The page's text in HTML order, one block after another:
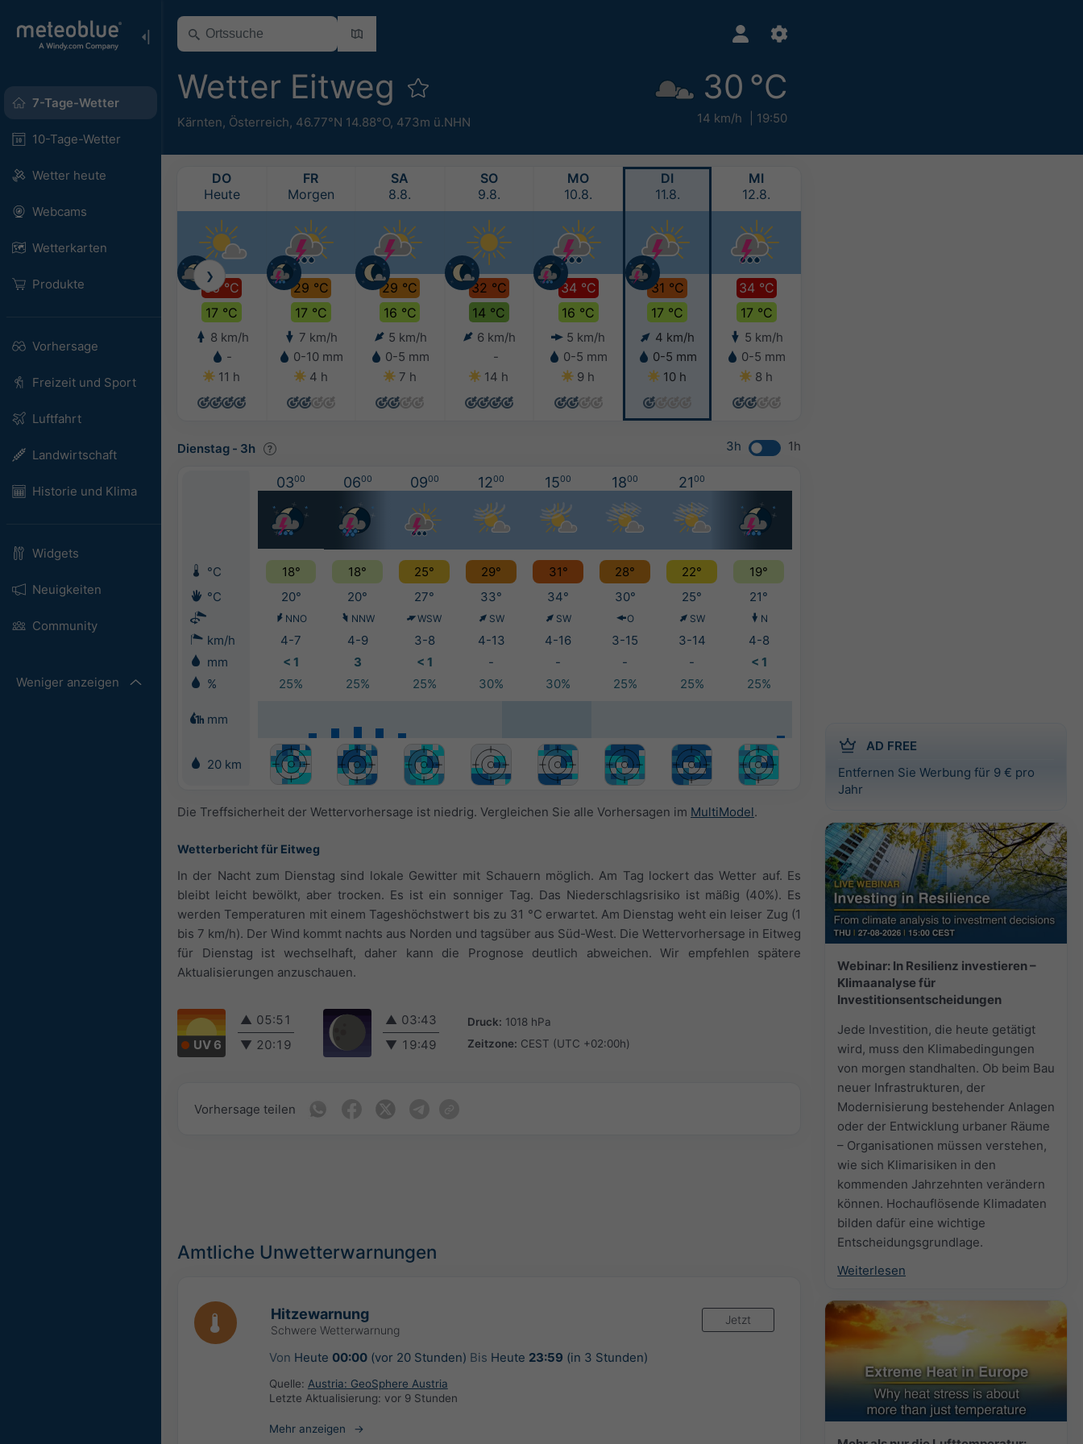
7-Tage-Wetter
10-Tage-Wetter
Wetter heute
Webcams
Wetterkarten
Produkte
Vorhersage
Freizeit und Sport
Luftfahrt
Landwirtschaft
Historie und Klima
Widgets
Neuigkeiten
Community
Weniger anzeigen
Wetter Eitweg
Kärnten, Österreich, 46.77°N 14.88°O, 473m ü.NHN
30 °C
14 km/h 19:50
AD FREE
Entfernen Sie Werbung für 9 € pro
Jahr
Webinar: In Resilienz investieren –
Klimaanalyse für
Investitionsentscheidungen
Jede Investition, die heute getätigt
wird, muss den Klimabedingungen
von morgen standhalten. Ob beim Bau
neuer Infrastrukturen, der
Modernisierung bestehender Anlagen
oder der Entwicklung urbaner Räume
– Organisationen müssen verstehen,
wie sich Klimarisiken in den
kommenden Jahrzehnten verändern
können. Hochauflösende Klimadaten
bilden dafür eine wichtige
Entscheidungsgrundlage.
Weiterlesen
DO
Heute
36 °C
17 °C
8 km/h
-
11 h
FR
Morgen
29 °C
17 °C
7 km/h
0-10 mm
4 h
SA
8.8.
29 °C
16 °C
5 km/h
0-5 mm
7 h
SO
9.8.
32 °C
14 °C
6 km/h
-
14 h
MO
10.8.
34 °C
16 °C
5 km/h
0-5 mm
9 h
DI
11.8.
31 °C
17 °C
4 km/h
0-5 mm
10 h
MI
12.8.
34 °C
17 °C
5 km/h
0-5 mm
8 h
❯
Dienstag - 3h 3h 1h
0300 0600 0900 1200 1500 1800 2100
°C 18° 18° 25° 29° 31° 28° 22°
19°
°C
20° 20° 27° 33° 34° 30° 25° 21°
NNO NNW WSW SW SW O SW N
km/h 4-7 4-9 3-8 4-13 4-16 3-15 3-14
4-8
mm
< 1 3 < 1 - - - -
< 1
%
25% 25% 25% 30% 30% 25% 25% 25%
mm
20 km
Die Treffsicherheit der Wettervorhersage ist niedrig. Vergleichen Sie alle Vorhersagen im MultiModel.
Wetterbericht für Eitweg
In der Nacht zum Dienstag sind lokale Gewitter mit Schauern möglich. Am Tag lockert das Wetter auf. Es
bleibt leicht bewölkt, aber trocken. Es ist ein sonniger Tag. Das Niederschlagsrisiko ist mäßig (40%). Es
werden Temperaturen mit einem Tageshöchstwert bis zu 31 °C erwartet. Am Dienstag weht ein leiser Zug (1
bis 7 km/h). Der Wind kommt nachts aus Norden und tagsüber aus Süd-West. Die Wettervorhersage in Eitweg
für Dienstag ist wechselhaft, daher kann die Prognose deutlich abweichen. Wir empfehlen spätere
Aktualisierungen anzuschauen.
UV 6
▲ 05:51
▼ 20:19
▲ 03:43
▼ 19:49
Druck: 1018 hPa
Zeitzone: CEST (UTC +02:00h)
Vorhersage teilen
Amtliche Unwetterwarnungen
Hitzewarnung
Schwere Wetterwarnung
Jetzt
Von Heute 00:00(vor 20 Stunden) Bis Heute 23:59 (in 3 Stunden)
Quelle: Austria: GeoSphere Austria
Letzte Aktualisierung: vor 9 Stunden
Mehr anzeigen